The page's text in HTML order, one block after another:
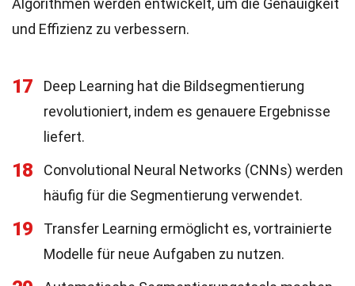
Algorithmen werden entwickelt, um die Genauigkeit
und Effizienz zu verbessern.
17
Deep Learning hat die Bildsegmentierung
revolutioniert, indem es genauere Ergebnisse
liefert.
18
Convolutional Neural Networks (CNNs) werden
häufig für die Segmentierung verwendet.
19
Transfer Learning ermöglicht es, vortrainierte
Modelle für neue Aufgaben zu nutzen.